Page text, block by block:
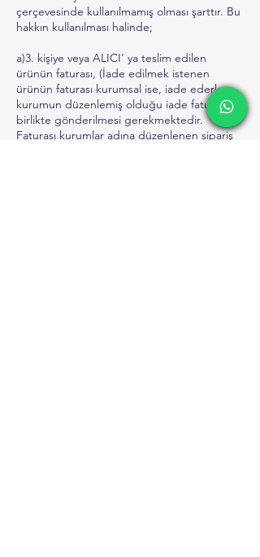
çerçevesinde kullanılmamış olması şarttır. Bu
hakkın kullanılması halinde;
a)3. kişiye veya ALICI’ ya teslim edilen
ürünün faturası, (İade edilmek istenen
ürünün faturası kurumsal ise, iade ederken
kurumun düzenlemiş olduğu iade faturası ile
birlikte gönderilmesi gerekmektedir.
Faturası kurumlar adına düzenlenen sipariş